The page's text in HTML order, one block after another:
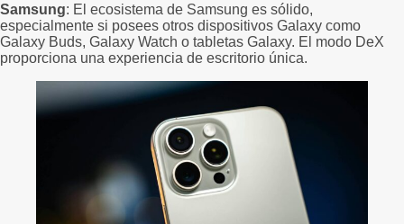
Samsung: El ecosistema de Samsung es sólido,
especialmente si posees otros dispositivos Galaxy como
Galaxy Buds, Galaxy Watch o tabletas Galaxy. El modo DeX
proporciona una experiencia de escritorio única.